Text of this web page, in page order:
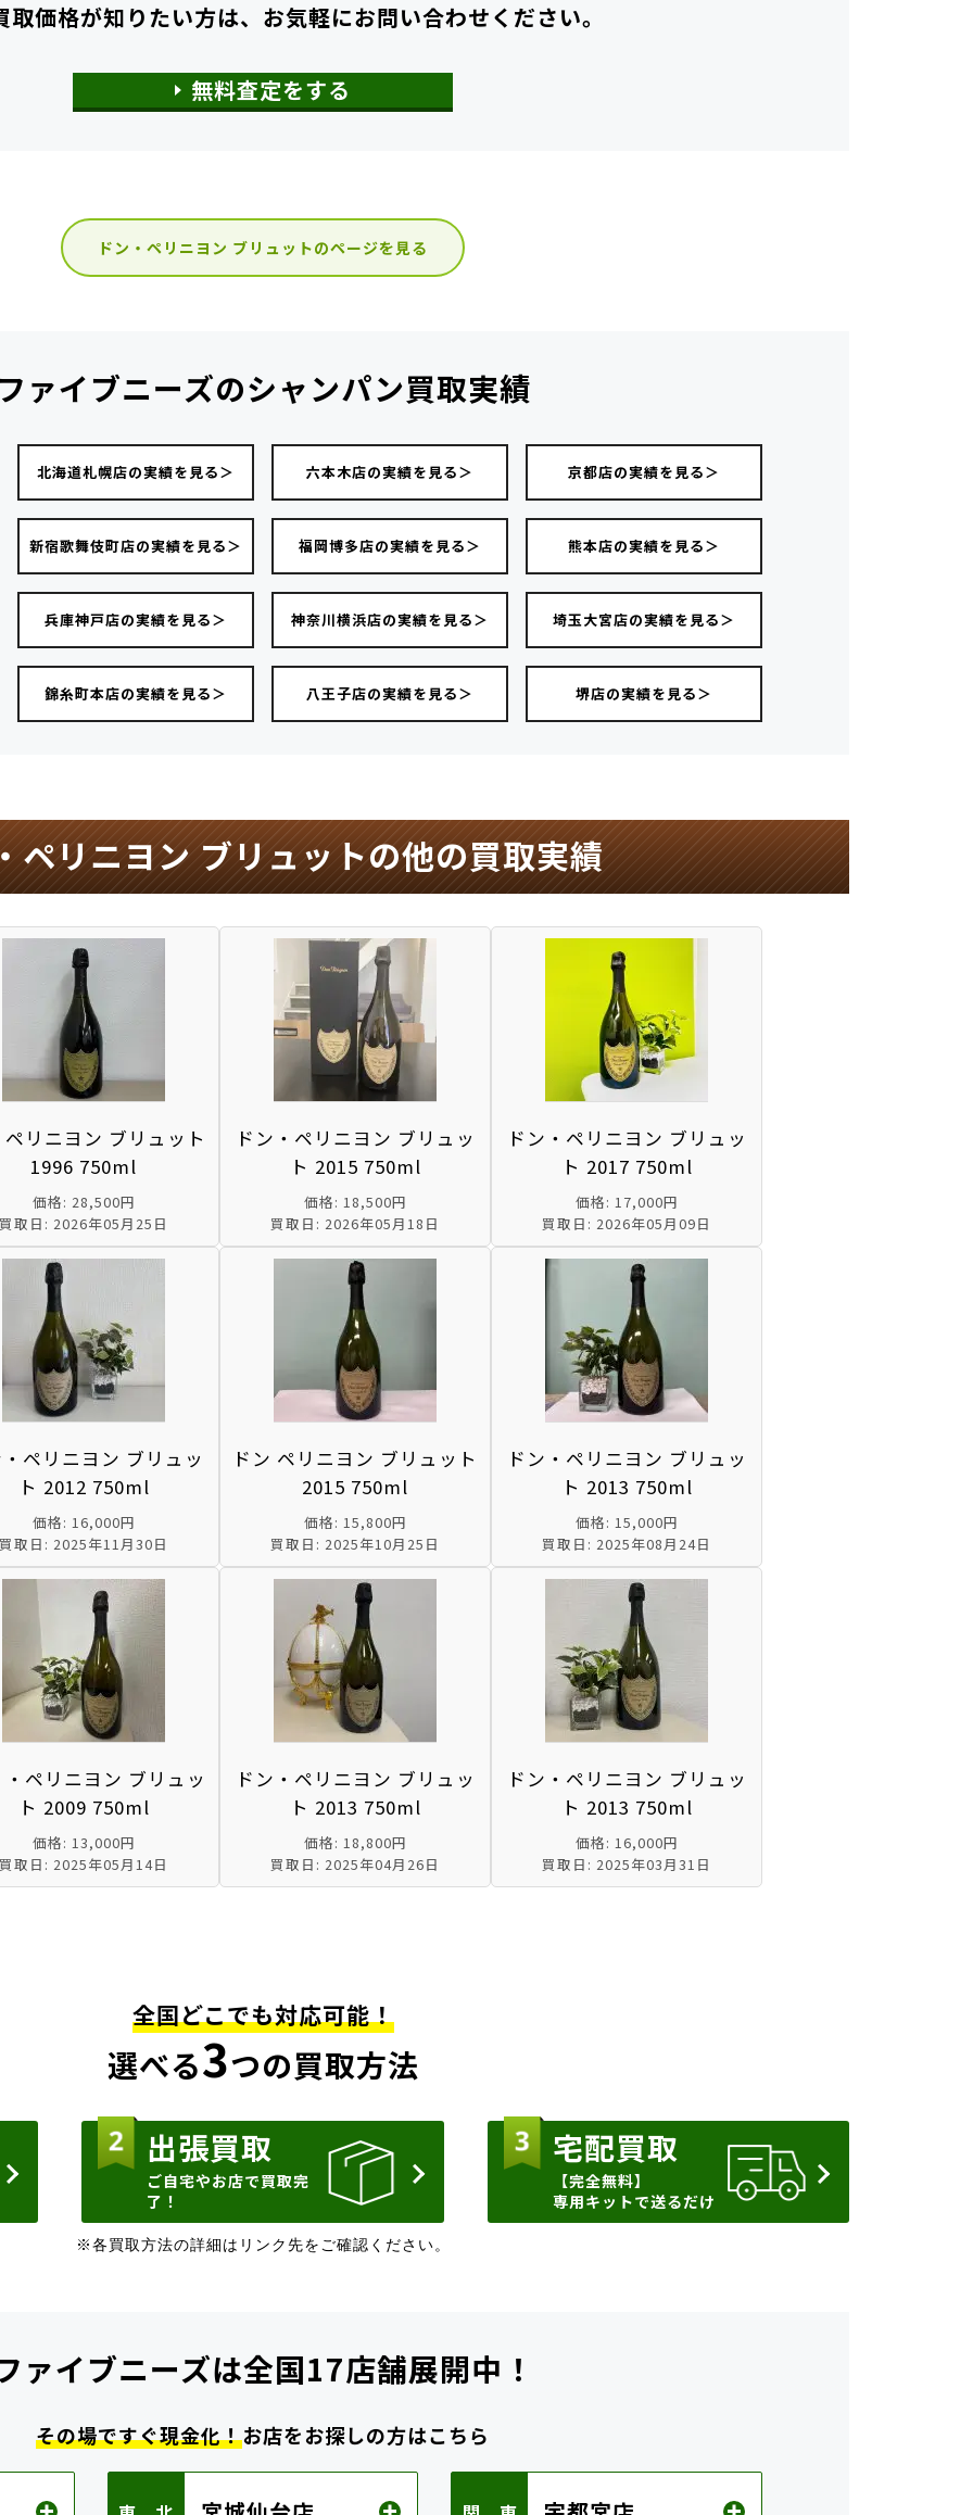
取価格が知りたい方は、 お気軽にお問い合わせください。
無料査定をする
ドン・ペリニヨン ブリュットのページを見る
ァイブニーズのシャンパン買取実績
北海道札幌店の実績を見る＞ 六本木店の実績を見る＞ 京都店の実績を見る＞
新宿歌舞伎町店の実績を見る＞ 福岡博多店の実績を見る＞ 熊本店の実績を見る＞
兵庫神戸店の実績を見る＞ 神奈川横浜店の実績を見る＞ 埼玉大宮店の実績を見る＞
錦糸町本店の実績を見る＞ 八王子店の実績を見る＞ 堺店の実績を見る＞
ペリニヨン ブリュットの他の買取実績
リニヨン ブリュット
1996 750ml
価格: 28,500円
買取日: 2026年05月25日
ドン・ペリニヨン ブリュッ
ト 2015 750ml
価格: 18,500円
買取日: 2026年05月18日
ドン・ペリニヨン ブリュッ
ト 2017 750ml
価格: 17,000円
買取日: 2026年05月09日
ペリニヨン ブリュッ
ト 2012 750ml
価格: 16,000円
買取日: 2025年11月30日
ドン ペリニヨン ブリュット
2015 750ml
価格: 15,800円
買取日: 2025年10月25日
ドン・ペリニヨン ブリュッ
ト 2013 750ml
価格: 15,000円
買取日: 2025年08月24日
ペリニヨン ブリュッ
ト 2009 750ml
価格: 13,000円
買取日: 2025年05月14日
ドン・ペリニヨン ブリュッ
ト 2013 750ml
価格: 18,800円
買取日: 2025年04月26日
ドン・ペリニヨン ブリュッ
ト 2013 750ml
価格: 16,000円
買取日: 2025年03月31日
全国どこでも対応可能！
選べる3つの買取方法
出張買取
ご自宅やお店で買取完
了！
宅配買取
【完全無料】
専用キットで送るだけ
※各買取方法の詳細はリンク先をご確認ください。
ァイブニーズは全国17店舗展開中！
その場ですぐ現金化！お店をお探しの方はこちら